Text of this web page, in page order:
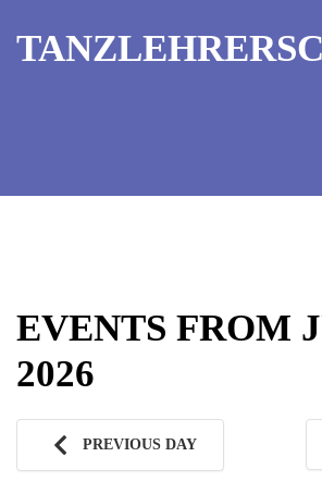
AUSBILDUNGTERMINE
KONTAKT
TANZMEISTER
EVENTS FROM
2026
PREVIOUS DAY